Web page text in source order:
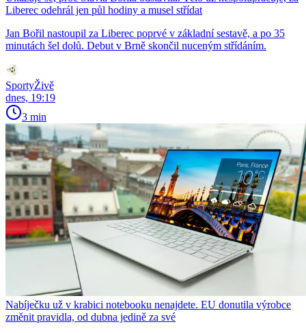
Liberec odehrál jen půl hodiny a musel střídat
Jan Bořil nastoupil za Liberec poprvé v základní sestavě, a po 35
minutách šel dolů. Debut v Brně skončil nuceným střídáním.
SportyŽivě
dnes, 19:19
3 min
Nabíječku už v krabici notebooku nenajdete. EU donutila výrobce
změnit pravidla, od dubna jedině za své